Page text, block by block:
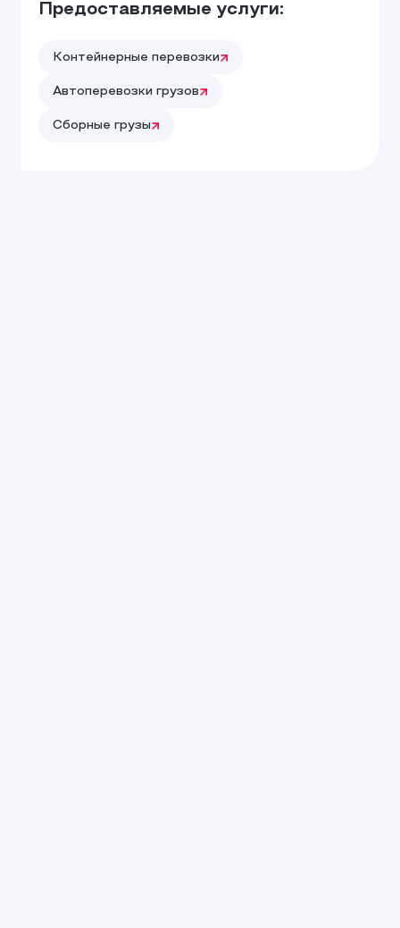
Предоставляемые услуги:
Контейнерные перевозки
Автоперевозки грузов
Сборные грузы